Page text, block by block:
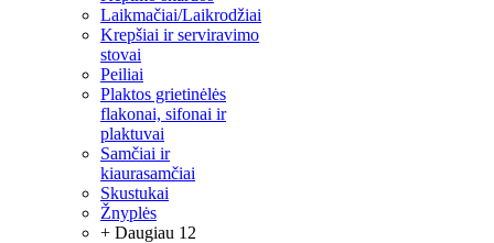
Laikmačiai/Laikrodžiai
Krepšiai ir serviravimo
stovai
Peiliai
Plaktos grietinėlės
flakonai, sifonai ir
plaktuvai
Samčiai ir
kiaurasamčiai
Skustukai
Žnyplės
+ Daugiau 12